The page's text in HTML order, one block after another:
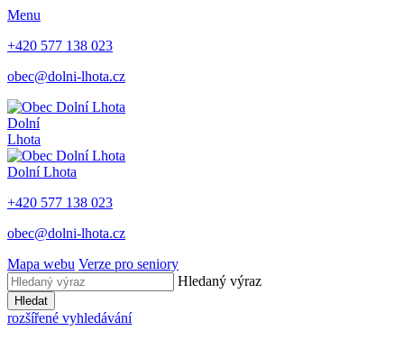
Menu
+420 577 138 023
obec@dolni-lhota.cz
Dolní
Lhota
Dolní Lhota
+420 577 138 023
obec@dolni-lhota.cz
Mapa webu Verze pro seniory
Hledaný výraz
Hledat
rozšířené vyhledávání